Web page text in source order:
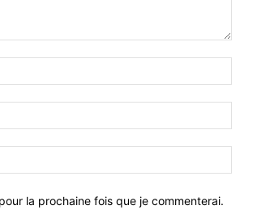
la prochaine fois que je commenterai.